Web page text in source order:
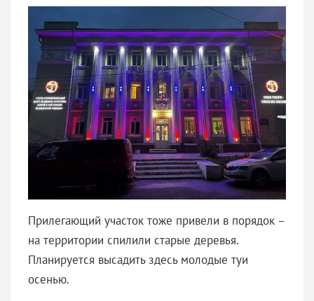
Прилегающий участок тоже привели в порядок –
на территории спилили старые деревья.
Планируется высадить здесь молодые туи
осенью.